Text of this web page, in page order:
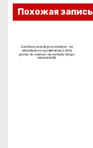
а
и
Похожая запись